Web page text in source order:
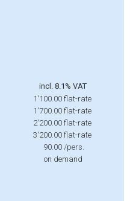
incl. 8.1% VAT
1'100.00 flat-rate
1'700.00 flat-rate
2'200.00 flat-rate
3'200.00 flat-rate
90.00 /pers.
on demand